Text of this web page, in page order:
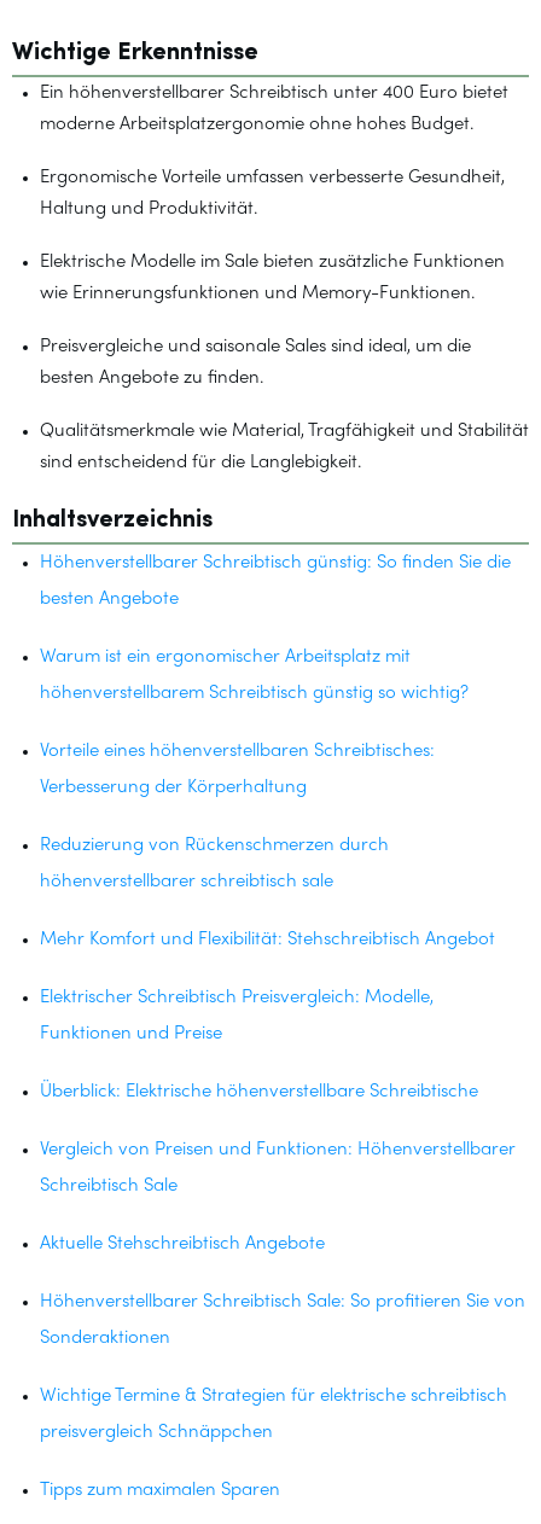
Wichtige Erkenntnisse
Ein höhenverstellbarer Schreibtisch unter 400 Euro bietet
moderne Arbeitsplatzergonomie ohne hohes Budget.
Ergonomische Vorteile umfassen verbesserte Gesundheit,
Haltung und Produktivität.
Elektrische Modelle im Sale bieten zusätzliche Funktionen
wie Erinnerungsfunktionen und Memory-Funktionen.
Preisvergleiche und saisonale Sales sind ideal, um die
besten Angebote zu finden.
Qualitätsmerkmale wie Material, Tragfähigkeit und Stabilität
sind entscheidend für die Langlebigkeit.
Inhaltsverzeichnis
Höhenverstellbarer Schreibtisch günstig: So finden Sie die
besten Angebote
Warum ist ein ergonomischer Arbeitsplatz mit
höhenverstellbarem Schreibtisch günstig so wichtig?
Vorteile eines höhenverstellbaren Schreibtisches:
Verbesserung der Körperhaltung
Reduzierung von Rückenschmerzen durch
höhenverstellbarer schreibtisch sale
Mehr Komfort und Flexibilität: Stehschreibtisch Angebot
Elektrischer Schreibtisch Preisvergleich: Modelle,
Funktionen und Preise
Überblick: Elektrische höhenverstellbare Schreibtische
Vergleich von Preisen und Funktionen: Höhenverstellbarer
Schreibtisch Sale
Aktuelle Stehschreibtisch Angebote
Höhenverstellbarer Schreibtisch Sale: So profitieren Sie von
Sonderaktionen
Wichtige Termine & Strategien für elektrische schreibtisch
preisvergleich Schnäppchen
Tipps zum maximalen Sparen